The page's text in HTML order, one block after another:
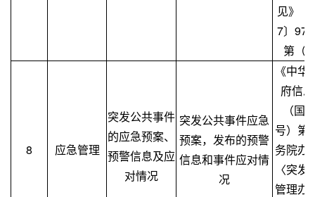
见》
7〕97
第（
8 应急管理
突发公共事件
的应急预案、
预警信息及应
对情况
突发公共事件应急
预案，发布的预警
信息和事件应对情
况
《中
府信
（国
号）第
务院办
〈突
管理办